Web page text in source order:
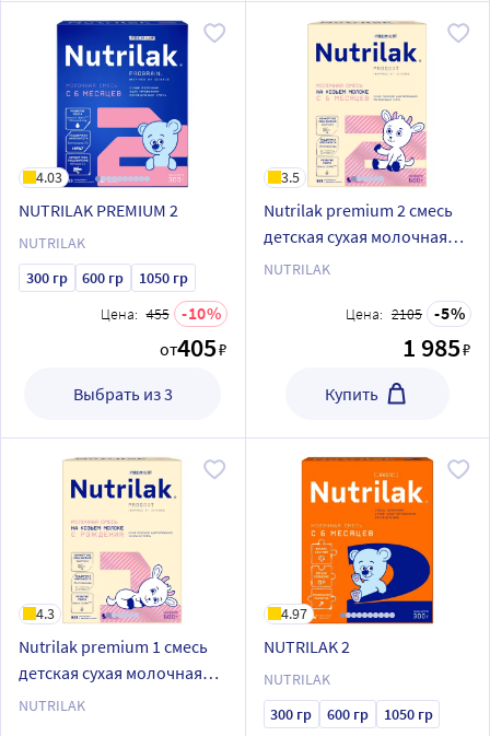
4.03
NUTRILAK PREMIUM 2
NUTRILAK
300 гр
600 гр
1050 гр
Цена: 455
10
от405₽
Выбрать из 3
3.5
Nutrilak premium 2 смесь
детская сухая молочная
адаптированная на
NUTRILAK
Цена: 2105 5
1 985₽
Купить
4.3
Nutrilak premium 1 смесь
детская сухая молочная
адаптированная на
NUTRILAK
4.97
NUTRILAK 2
NUTRILAK
300 гр
600 гр
1050 гр